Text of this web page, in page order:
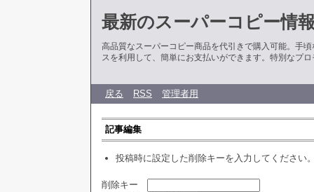
最新のスーパーコピー情
高品質なスーパーコピー商品を代引きで購入可能。手
スを利用して、簡単にお支払いができます。特別なプ
戻る RSS 管理者用
記事編集
投稿時に設定した削除キーを入力してください
削除キー